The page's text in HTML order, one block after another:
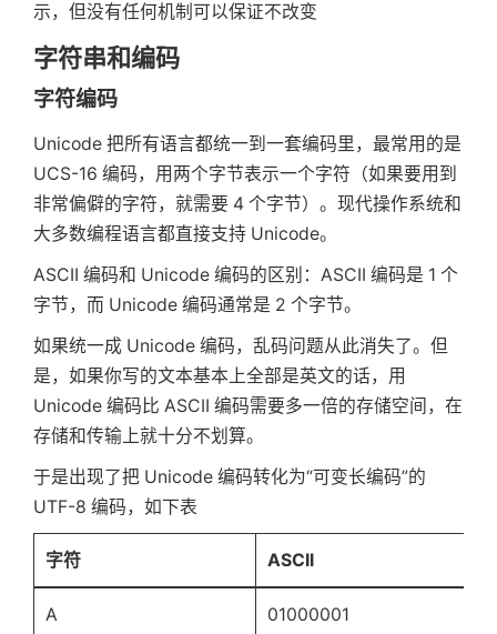
示，但没有任何机制可以保证不改变
字符串和编码
字符编码
Unicode 把所有语言都统一到一套编码里，最常用的是
UCS-16 编码，用两个字节表示一个字符（如果要用到
非常偏僻的字符，就需要 4 个字节）。现代操作系统和
大多数编程语言都直接支持 Unicode。
ASCII 编码和 Unicode 编码的区别：ASCII 编码是 1 个
字节，而 Unicode 编码通常是 2 个字节。
如果统一成 Unicode 编码，乱码问题从此消失了。但
是，如果你写的文本基本上全部是英文的话，用
Unicode 编码比 ASCII 编码需要多一倍的存储空间，在
存储和传输上就十分不划算。
于是出现了把 Unicode 编码转化为“可变长编码”的
UTF-8 编码，如下表
字符 ASCII
A 01000001